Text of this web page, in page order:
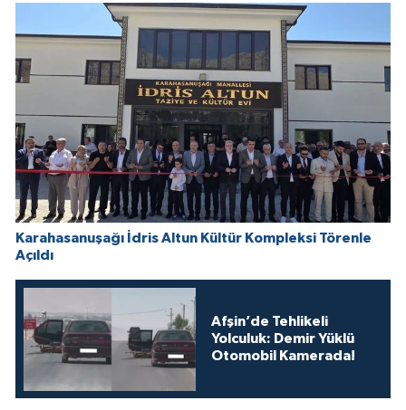
Karahasanuşağı İdris Altun Kültür Kompleksi Törenle
Açıldı
Afşin’de Tehlikeli
Yolculuk: Demir Yüklü
Otomobil Kamerada!